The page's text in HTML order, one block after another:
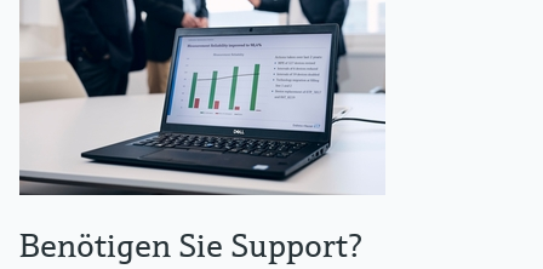
Benötigen Sie Support?